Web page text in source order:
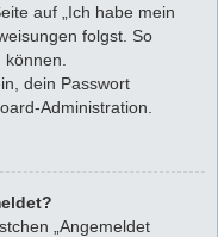
auf „Ich habe mein
folgst. So
können.
dein Passwort
Administration.
„Angemeldet